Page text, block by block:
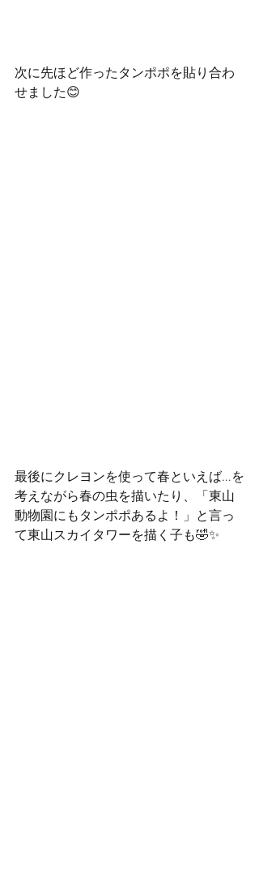
次に先ほど作ったタンポポを貼り合わ
せました😊
最後にクレヨンを使って春といえば...を
考えながら春の虫を描いたり、「東山
動物園にもタンポポあるよ！」と言っ
て東山スカイタワーを描く子も🤣✨